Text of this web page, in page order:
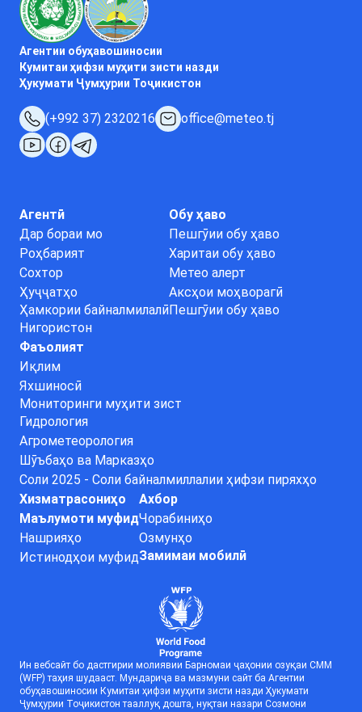
Агентии обуҳавошиносии
Кумитаи ҳифзи муҳити зисти назди
Ҳукумати Ҷумҳурии Тоҷикистон
(+992 37) 2320216 office@meteo.tj
Агентӣ
Дар бораи мо
Роҳбарият
Сохтор
Ҳуҷҷатҳо
Ҳамкории байналмилалӣ
Нигористон
Обу ҳаво
Пешгӯии обу ҳаво
Харитаи обу ҳаво
Метео алерт
Аксҳои моҳворагӣ
Пешгӯии обу ҳаво
Фаъолият
Иқлим
Яхшиносӣ
Мониторинги муҳити зист
Гидрология
Агрометеорология
Шӯъбаҳо ва Марказҳо
Соли 2025 - Соли байналмиллалии ҳифзи пиряхҳо
Хизматрасониҳо
Маълумоти муфид
Нашрияҳо
Истинодҳои муфид
Ахбор
Чорабиниҳо
Озмунҳо
Замимаи мобилӣ
Ин вебсайт бо дастгирии молиявии Барномаи ҷаҳонии озуқаи СММ
(WFP) таҳия шудааст. Мундариҷа ва мазмуни сайт ба Агентии
обуҳавошиносии Кумитаи ҳифзи муҳити зисти назди Ҳукумати
Ҷумҳурии Тоҷикистон тааллуқ дошта, нуқтаи назари Созмони